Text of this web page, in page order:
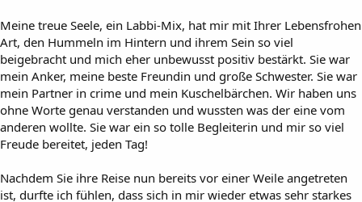
Meine treue Seele, ein Labbi-Mix, hat mir mit Ihrer Lebensfrohen
Art, den Hummeln im Hintern und ihrem Sein so viel
beigebracht und mich eher unbewusst positiv bestärkt. Sie war
mein Anker, meine beste Freundin und große Schwester. Sie war
mein Partner in crime und mein Kuschelbärchen. Wir haben uns
ohne Worte genau verstanden und wussten was der eine vom
anderen wollte. Sie war ein so tolle Begleiterin und mir so viel
Freude bereitet, jeden Tag!
Nachdem Sie ihre Reise nun bereits vor einer Weile angetreten
ist, durfte ich fühlen, dass sich in mir wieder etwas sehr starkes